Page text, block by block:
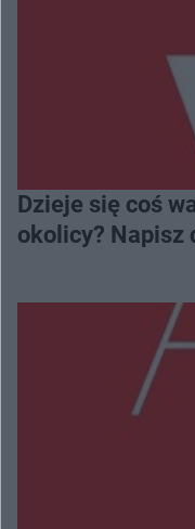
Dzieje się coś
okolicy? Napisz